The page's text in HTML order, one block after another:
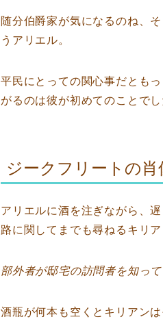
随分伯爵家が気になるのね、
うアリエル。
平民にとっての関心事だとも
がるのは彼が初めてのことでし
ジークフリートの肖
アリエルに酒を注ぎながら、
路に関してまでも尋ねるキリア
部外者が邸宅の訪問者を知っ
酒瓶が何本も空くとキリアン